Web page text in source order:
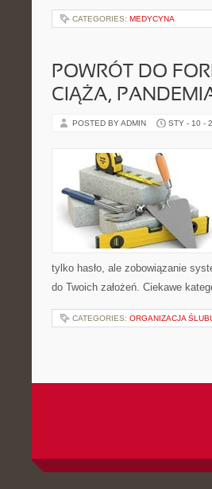
CATEGORIES: MEDYCYNA
POWRÓT DO
CIĄŻA,
POSTED BY ADMIN STY - 10 -
tylko hasło, ale zobowiązanie
do Twoich założeń. Ciekawe
CATEGORIES: ORGANIZACJA